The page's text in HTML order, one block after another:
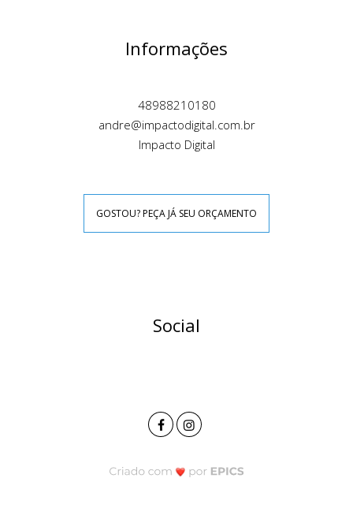
Informações
48988210180
andre@impactodigital.com.br
Impacto Digital
GOSTOU? PEÇA JÁ SEU ORÇAMENTO
Social